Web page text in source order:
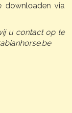
downloaden via
u contact op te